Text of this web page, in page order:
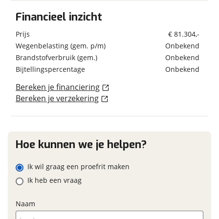
Brandstof
Geschiedenis
Voertuig heeft
schadeverleden
Prijs
€ 81.304,-
Inclusief BPM
Financieel inzicht
Prijs
€ 81.304,-
Wegenbelasting (gem. p/m)
Onbekend
Brandstofverbruik (gem.)
Onbekend
Bijtellingspercentage
Onbekend
Bereken je financiering
Bereken je verzekering
Bagageruimte
Bestuurdersdeur
Elektrische opstap
Hordeur
Leeslampjes
Luifel Merk Omnistore
Raamblindering
Keuken
Gascomfoor Aantal pitten 2
Koelkast Inhoud 75 lt
Vriesvak
Schatting kilometerstand
Eventuele bijzonderheden (optioneel)
Klik hier om foto's te uploaden
(optioneel)
Jouw contactgegevens
Naam
Hoe kunnen we je helpen?
Ik wil graag een proefrit maken
Ik heb een vraag
Naam